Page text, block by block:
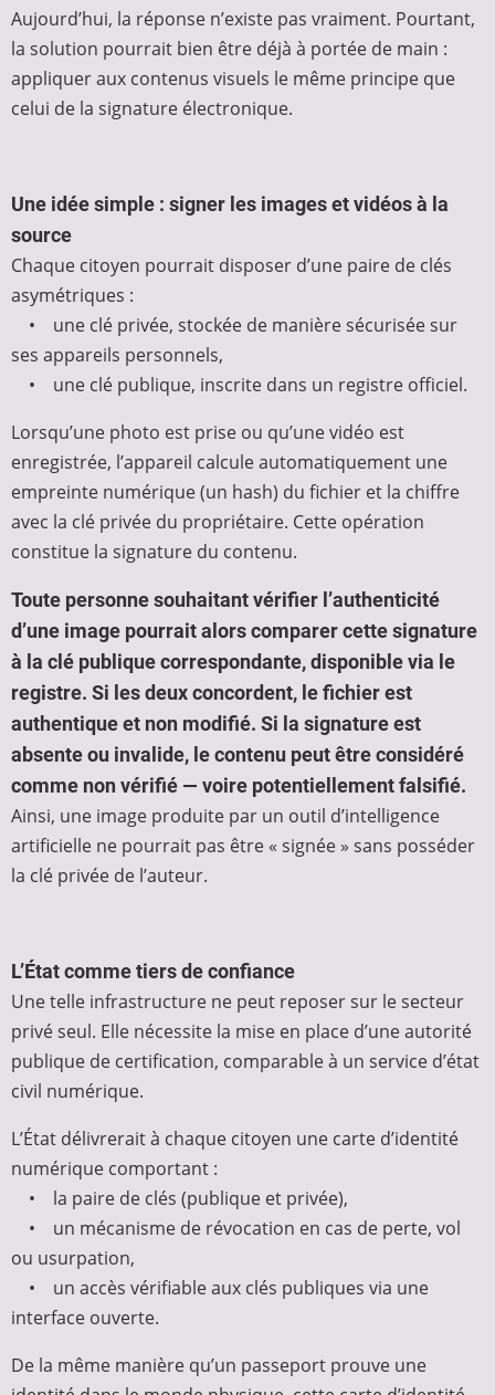
Aujourd’hui, la réponse n’existe pas vraiment. Pourtant,
la solution pourrait bien être déjà à portée de main :
appliquer aux contenus visuels le même principe que
celui de la signature électronique.
Une idée simple : signer les images et vidéos à la
source
Chaque citoyen pourrait disposer d’une paire de clés
asymétriques :
• une clé privée, stockée de manière sécurisée sur
ses appareils personnels,
• une clé publique, inscrite dans un registre officiel.
Lorsqu’une photo est prise ou qu’une vidéo est
enregistrée, l’appareil calcule automatiquement une
empreinte numérique (un hash) du fichier et la chiffre
avec la clé privée du propriétaire. Cette opération
constitue la signature du contenu.
Toute personne souhaitant vérifier l’authenticité
d’une image pourrait alors comparer cette signature
à la clé publique correspondante, disponible via le
registre. Si les deux concordent, le fichier est
authentique et non modifié. Si la signature est
absente ou invalide, le contenu peut être considéré
comme non vérifié — voire potentiellement falsifié.
Ainsi, une image produite par un outil d’intelligence
artificielle ne pourrait pas être « signée » sans posséder
la clé privée de l’auteur.
L’État comme tiers de confiance
Une telle infrastructure ne peut reposer sur le secteur
privé seul. Elle nécessite la mise en place d’une autorité
publique de certification, comparable à un service d’état
civil numérique.
L’État délivrerait à chaque citoyen une carte d’identité
numérique comportant :
• la paire de clés (publique et privée),
• un mécanisme de révocation en cas de perte, vol
ou usurpation,
• un accès vérifiable aux clés publiques via une
interface ouverte.
De la même manière qu’un passeport prouve une